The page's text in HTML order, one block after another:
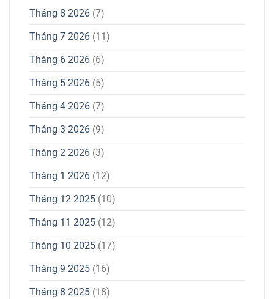
Tháng 8 2026 (7)
Tháng 7 2026 (11)
Tháng 6 2026 (6)
Tháng 5 2026 (5)
Tháng 4 2026 (7)
Tháng 3 2026 (9)
Tháng 2 2026 (3)
Tháng 1 2026 (12)
Tháng 12 2025 (10)
Tháng 11 2025 (12)
Tháng 10 2025 (17)
Tháng 9 2025 (16)
Tháng 8 2025 (18)